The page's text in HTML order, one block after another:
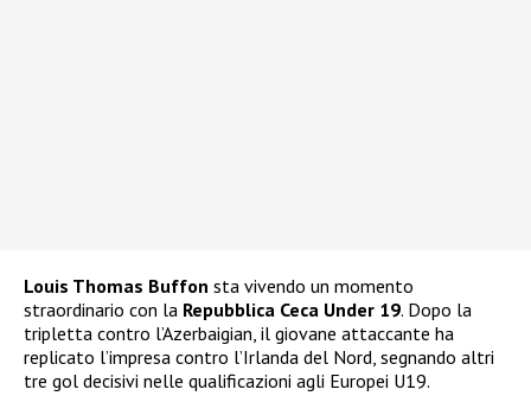
Louis Thomas Buffon sta vivendo un momento
straordinario con la Repubblica Ceca Under 19. Dopo la
tripletta contro l’Azerbaigian, il giovane attaccante ha
replicato l’impresa contro l’Irlanda del Nord, segnando altri
tre gol decisivi nelle qualificazioni agli Europei U19.